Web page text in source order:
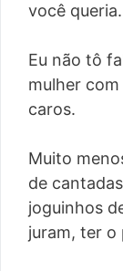
você
Eu não tô
mulher
caros.
Muito
de
joguinhos
juram, ter